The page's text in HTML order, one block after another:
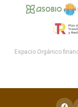
Espacio Orgánico